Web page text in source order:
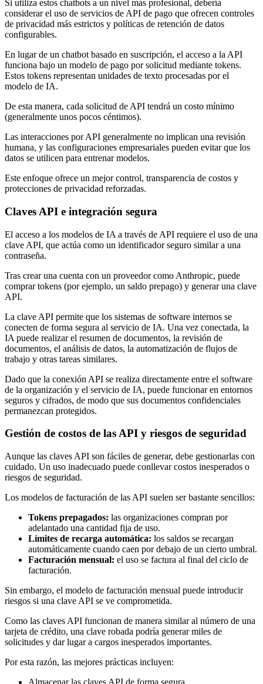
Si utiliza estos chatbots a un nivel más profesional, debería
considerar el uso de servicios de API de pago que ofrecen controles
de privacidad más estrictos y políticas de retención de datos
configurables.
En lugar de un chatbot basado en suscripción, el acceso a la API
funciona bajo un modelo de pago por solicitud mediante tokens.
Estos tokens representan unidades de texto procesadas por el
modelo de IA.
De esta manera, cada solicitud de API tendrá un costo mínimo
(generalmente unos pocos céntimos).
Las interacciones por API generalmente no implican una revisión
humana, y las configuraciones empresariales pueden evitar que los
datos se utilicen para entrenar modelos.
Este enfoque ofrece un mejor control, transparencia de costos y
protecciones de privacidad reforzadas.
Claves API e integración segura
El acceso a los modelos de IA a través de API requiere el uso de una
clave API, que actúa como un identificador seguro similar a una
contraseña.
Tras crear una cuenta con un proveedor como Anthropic, puede
comprar tokens (por ejemplo, un saldo prepago) y generar una clave
API.
La clave API permite que los sistemas de software internos se
conecten de forma segura al servicio de IA. Una vez conectada, la
IA puede realizar el resumen de documentos, la revisión de
documentos, el análisis de datos, la automatización de flujos de
trabajo y otras tareas similares.
Dado que la conexión API se realiza directamente entre el software
de la organización y el servicio de IA, puede funcionar en entornos
seguros y cifrados, de modo que sus documentos confidenciales
permanezcan protegidos.
Gestión de costos de las API y riesgos de seguridad
Aunque las claves API son fáciles de generar, debe gestionarlas con
cuidado. Un uso inadecuado puede conllevar costos inesperados o
riesgos de seguridad.
Los modelos de facturación de las API suelen ser bastante sencillos:
Tokens prepagados: las organizaciones compran por
adelantado una cantidad fija de uso.
Límites de recarga automática: los saldos se recargan
automáticamente cuando caen por debajo de un cierto umbral.
Facturación mensual: el uso se factura al final del ciclo de
facturación.
Sin embargo, el modelo de facturación mensual puede introducir
riesgos si una clave API se ve comprometida.
Como las claves API funcionan de manera similar al número de una
tarjeta de crédito, una clave robada podría generar miles de
solicitudes y dar lugar a cargos inesperados importantes.
Por esta razón, las mejores prácticas incluyen: